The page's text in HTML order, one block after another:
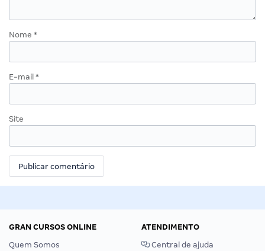
Nome *
E-mail *
Site
GRAN CURSOS ONLINE
Quem Somos
ATENDIMENTO
Central de ajuda